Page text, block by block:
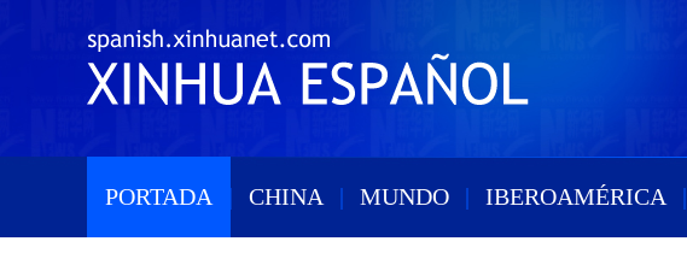
PORTADA | CHINA | MUNDO | IBEROAMÉRICA |